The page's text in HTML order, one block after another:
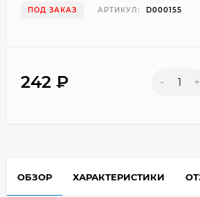
ПОД ЗАКАЗ АРТИКУЛ: D000155
242 ₽ - +
ОБЗОР ХАРАКТЕРИСТИКИ